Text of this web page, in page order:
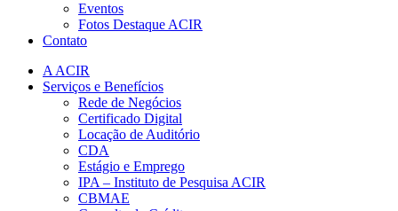
Eventos
Fotos Destaque ACIR
Contato
A ACIR
Serviços e Benefícios
Rede de Negócios
Certificado Digital
Locação de Auditório
CDA
Estágio e Emprego
IPA – Instituto de Pesquisa ACIR
CBMAE